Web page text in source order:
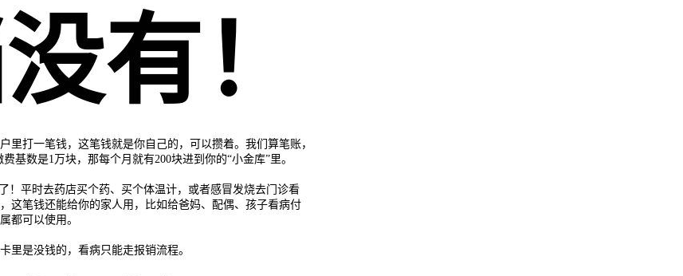
有！
里打一笔钱，这笔钱就是你自己的，可以攒着。我们算笔账，
基数是1万块，那每个月就有200块进到你的“小金库”里。
！平时去药店买个药、买个体温计，或者感冒发烧去门诊看
这笔钱还能给你的家人用，比如给爸妈、配偶、孩子看病付
都可以使用。
里是没钱的，看病只能走报销流程。